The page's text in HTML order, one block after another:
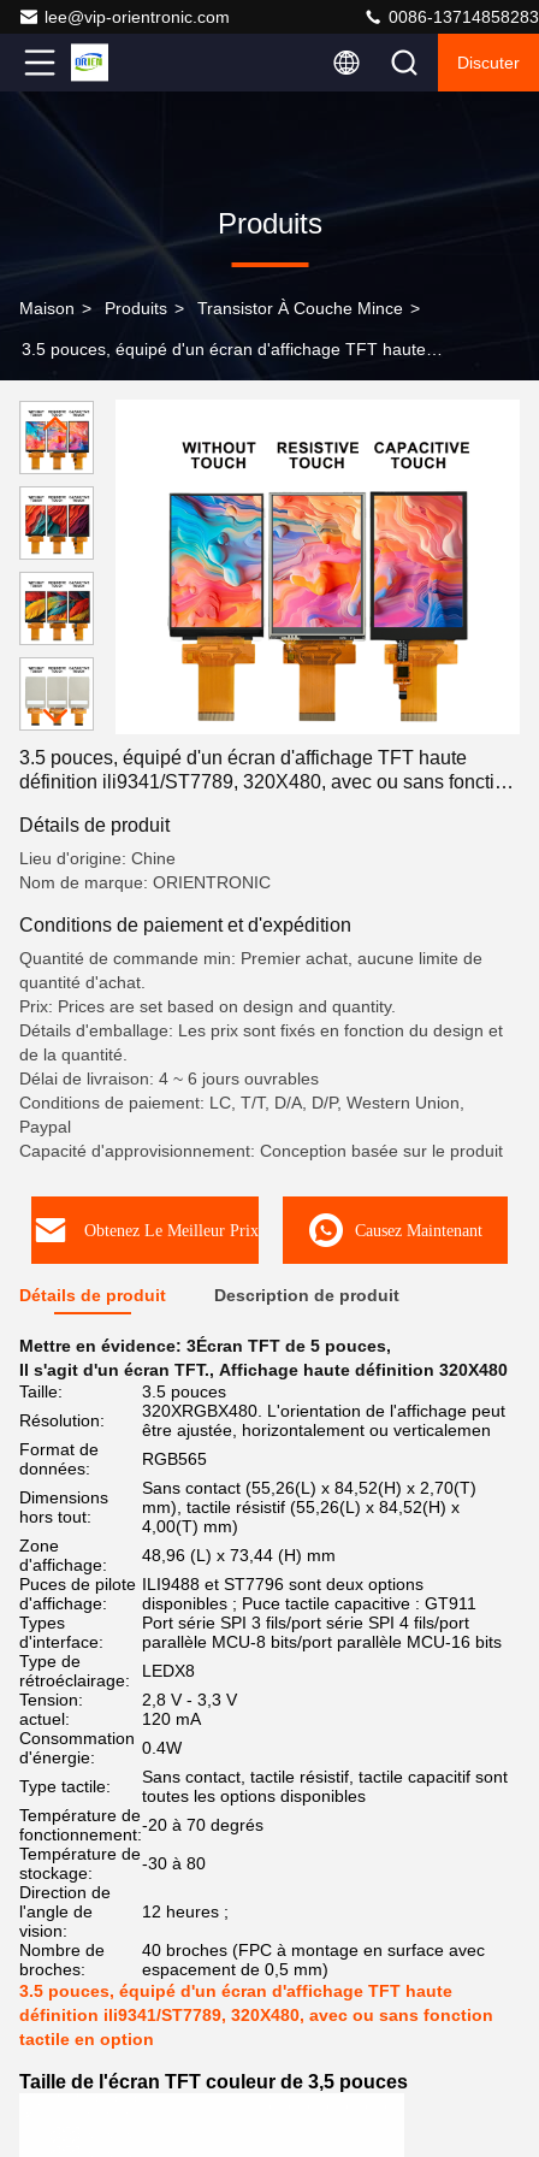
lee@vip-orientronic.com 0086-13714858283
Discuter
Produits
Maison > Produits > Transistor À Couche Mince >
3.5 pouces, équipé d'un écran d'affichage TFT haute
fonction tactile en option
3.5 pouces, équipé d'un écran d'affichage TFT haute
définition ili9341/ST7789, 320X480, avec ou sans fonction
Détails de produit
Lieu d'origine: Chine
Nom de marque: ORIENTRONIC
Conditions de paiement et d'expédition
Quantité de commande min: Premier achat, aucune limite de
quantité d'achat.
Prix: Prices are set based on design and quantity.
Détails d'emballage: Les prix sont fixés en fonction du design et
de la quantité.
Délai de livraison: 4 ~ 6 jours ouvrables
Conditions de paiement: LC, T/T, D/A, D/P, Western Union,
Paypal
Capacité d'approvisionnement: Conception basée sur le produit
Obtenez Le Meilleur Prix Causez Maintenant
Détails de produit Description de produit
Mettre en évidence: 3Écran TFT de 5 pouces,
Il s'agit d'un écran TFT., Affichage haute définition 320X480
Taille:
3.5 pouces
Résolution:
320XRGBX480. L'orientation de l'affichage peut
être ajustée, horizontalement ou verticalemen
Format de
données:
RGB565
Dimensions
hors tout:
Sans contact (55,26(L) x 84,52(H) x 2,70(T)
mm), tactile résistif (55,26(L) x 84,52(H) x
4,00(T) mm)
Zone
d'affichage:
48,96 (L) x 73,44 (H) mm
Puces de pilote
d'affichage:
ILI9488 et ST7796 sont deux options
disponibles ; Puce tactile capacitive : GT911
Types
d'interface:
Port série SPI 3 fils/port série SPI 4 fils/port
parallèle MCU-8 bits/port parallèle MCU-16 bits
Type de
rétroéclairage:
LEDX8
Tension:
2,8 V - 3,3 V
actuel:
120 mA
Consommation
d'énergie:
0.4W
Type tactile:
Sans contact, tactile résistif, tactile capacitif sont
toutes les options disponibles
Température de
fonctionnement:-20 à 70 degrés
Température de
stockage:
-30 à 80
Direction de
l'angle de
vision:
12 heures ;
Nombre de
broches:
40 broches (FPC à montage en surface avec
espacement de 0,5 mm)
3.5 pouces, équipé d'un écran d'affichage TFT haute
définition ili9341/ST7789, 320X480, avec ou sans fonction
tactile en option
Taille de l'écran TFT couleur de 3,5 pouces